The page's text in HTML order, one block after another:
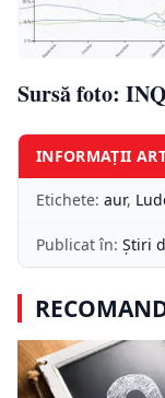
Sursă foto:
INFORMAȚII
Etichete: aur,
Publicat în: Știri